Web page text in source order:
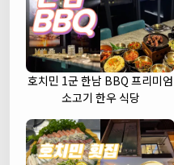
호치민 1군 한남 BBQ 프리미엄
소고기 한우 식당